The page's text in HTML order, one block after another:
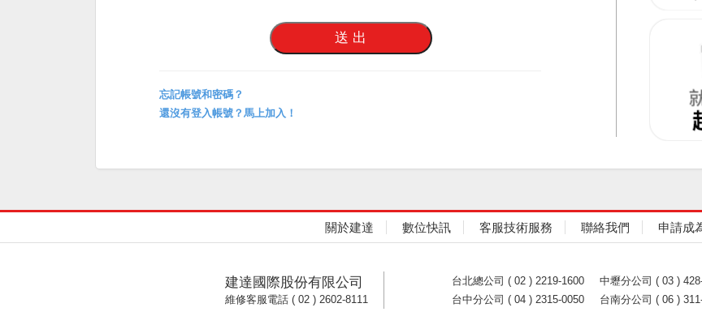
忘記帳號和密碼？
還沒有登入帳號？馬上加入！
關於建達 數位快訊 客服技術服務 聯絡我們 申請成
建達國際股份有限公司
維修客服電話 ( 02 ) 2602-8111
台北總公司 ( 02 ) 2219-1600 中壢分公司 ( 03 )
台中分公司 ( 04 ) 2315-0050
台南分公司 ( 06 )